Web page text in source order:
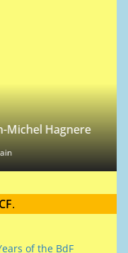
.
of the BdF